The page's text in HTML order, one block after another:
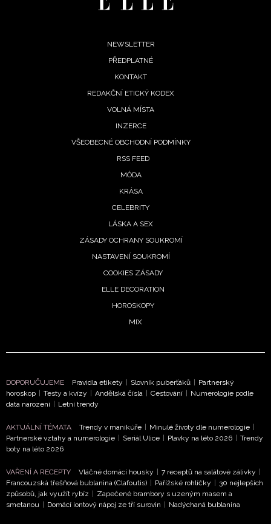
NEWSLETTER
PŘEDPLATNÉ
KONTAKT
REDAKČNÍ ETICKÝ KODEX
VOLNÁ MÍSTA
INZERCE
VŠEOBECNÉ OBCHODNÍ PODMÍNKY
RSS FEED
MÓDA
KRÁSA
CELEBRITY
LÁSKA A SEX
ZÁSADY OCHRANY SOUKROMÍ
NASTAVENÍ SOUKROMÍ
COOKIES ZÁSADY
ELLE DECORATION
HOROSKOPY
MIX
DOPORUČUJEME Pravidla etikety Slovník puberťáků
Partnerský
horoskop
Testy a kvízy Andělská čísla Cestování
Numerologie podle
data narození
Letní trendy
AKTUÁLNÍ TÉMATA Trendy v manikúře Minulé životy dle numerologie
Partnerské vztahy a numerologie
Seriál Ulice Plavky na léto 2026
Trendy
boty na léto 2026
VAŘENÍ A RECEPTY Vláčné domácí housky 7 receptů na salátové zálivky
Francouzská třešňová bublanina (Clafoutis)
Pařížské rohlíčky
30 nejlepších
způsobů, jak využít rybíz
Zapečené brambory s uzeným masem a
smetanou
Domácí iontový nápoj ze tří surovin Nadýchaná bublanina